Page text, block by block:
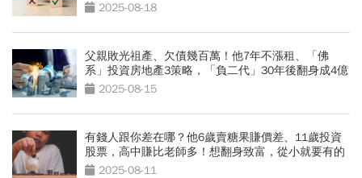
2025-08-18
父親敗光祖產、欠債幾百萬！他7年不漲租、「佛
系」投資房地產3策略，「負二代」30年後翻身成4億
富爸爸
2025-08-15
有錢人跟你差在哪？他6歲賣糖果賺價差、11歲投資
股票，高中賺比老師多！想翻身致富，從小就要有的
理財思維
2025-08-11